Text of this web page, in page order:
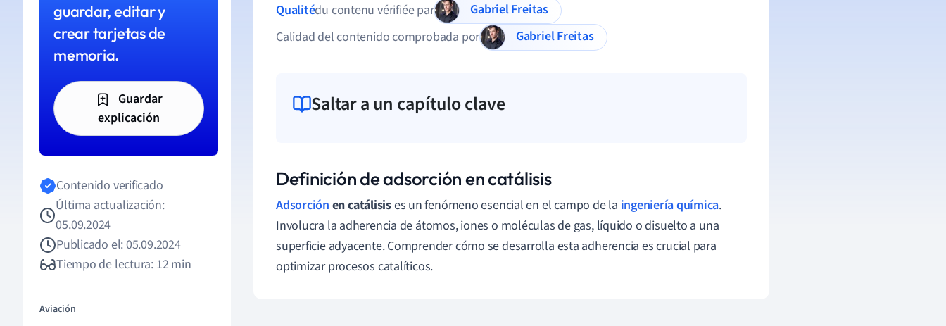
guardar, editar y
crear tarjetas de
memoria.
Guardar
explicación
Contenido verificado
Última actualización:
05.09.2024
Publicado el: 05.09.2024
Tiempo de lectura: 12 min
Aviación
Qualitédu contenu vérifiée par
Gabriel Freitas
Calidad del contenido comprobada por
Gabriel Freitas
Saltar a un capítulo clave
Definición de adsorción en catálisis
Adsorción en catálisises un fenómeno esencial en el campo de la ingeniería química.
Involucra la adherencia de átomos, iones o moléculas de gas, líquido o disuelto a una
superficie adyacente. Comprender cómo se desarrolla esta adherencia es crucial para
optimizar procesos catalíticos.